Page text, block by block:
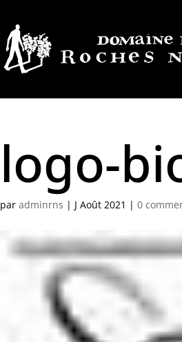
logo-
paradminrns | J Août 2021 |0